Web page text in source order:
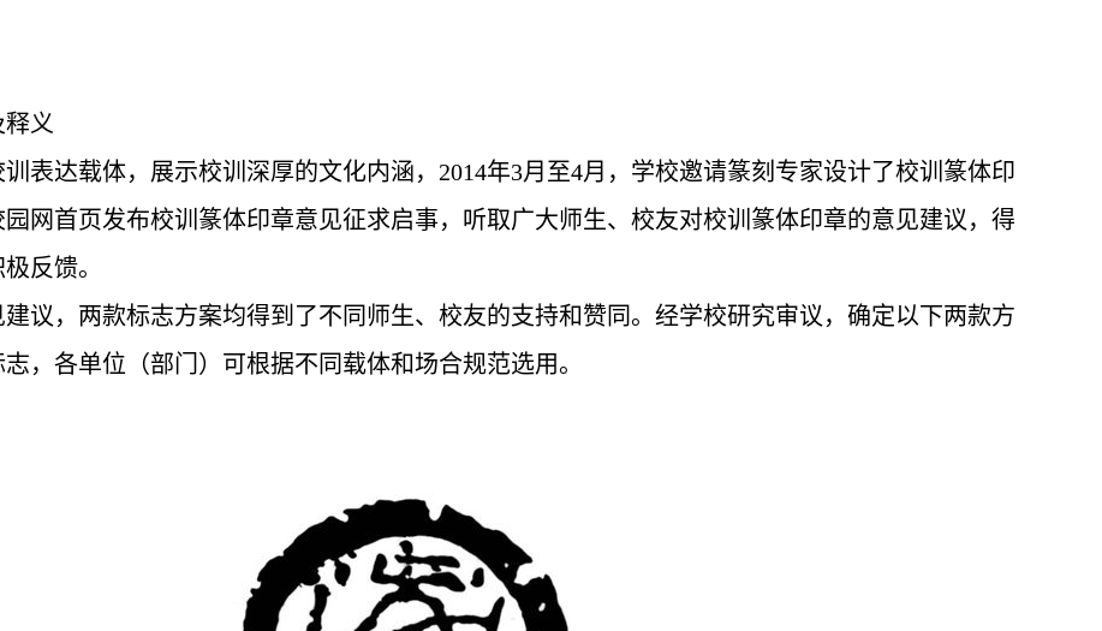
义
表达载体，展示校训深厚的文化内涵，2014年3月至4月，学校邀请篆刻专家设计了校训篆体印
网首页发布校训篆体印章意见征求启事，听取广大师生、校友对校训篆体印章的意见建议，得
反馈。
议，两款标志方案均得到了不同师生、校友的支持和赞同。经学校研究审议，确定以下两款方
，各单位（部门）可根据不同载体和场合规范选用。